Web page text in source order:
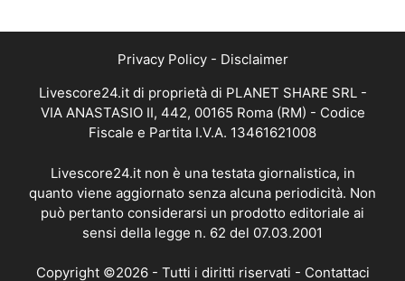
Privacy Policy- Disclaimer
Livescore24.it di proprietà di PLANET SHARE SRL -
VIA ANASTASIO II, 442, 00165 Roma (RM) - Codice
Fiscale e Partita I.V.A. 13461621008
Livescore24.it non è una testata giornalistica, in
quanto viene aggiornato senza alcuna periodicità. Non
può pertanto considerarsi un prodotto editoriale ai
sensi della legge n. 62 del 07.03.2001
Copyright ©2026 - Tutti i diritti riservati - Contattaci